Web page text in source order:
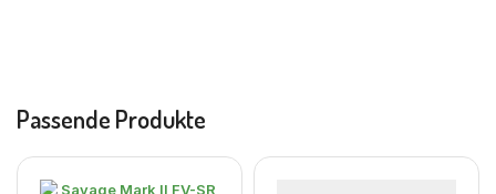
Passende Produkte